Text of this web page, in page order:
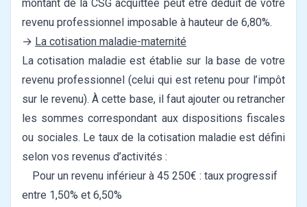
montant de la CSG acquittée peut être déduit de votre
revenu professionnel imposable à hauteur de 6,80%.
→ La cotisation maladie-maternité
La cotisation maladie est établie sur la base de votre
revenu professionnel (celui qui est retenu pour l’impôt
sur le revenu). À cette base, il faut ajouter ou retrancher
les sommes correspondant aux dispositions fiscales
ou sociales. Le taux de la cotisation maladie est défini
selon vos revenus d’activités :
Pour un revenu inférieur à 45 250€ : taux progressif
entre 1,50% et 6,50%